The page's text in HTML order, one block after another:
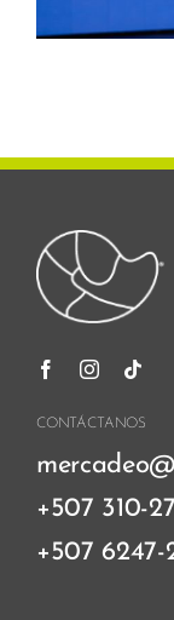
CONTÁCTANOS
+507 310-
+507 6247-